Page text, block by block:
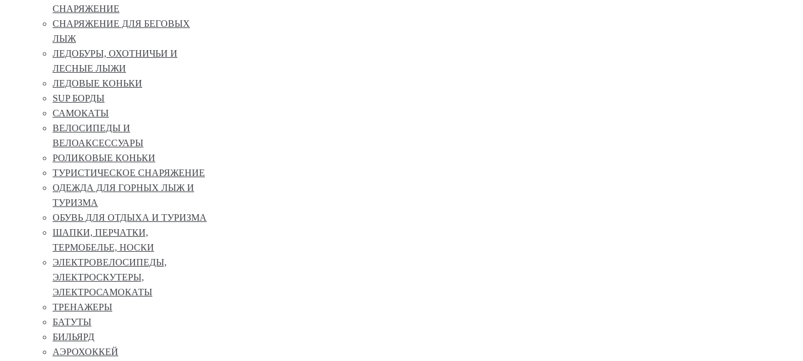
СНАРЯЖЕНИЕ
СНАРЯЖЕНИЕ ДЛЯ БЕГОВЫХ
ЛЫЖ
ЛЕДОБУРЫ, ОХОТНИЧЬИ И
ЛЕСНЫЕ ЛЫЖИ
ЛЕДОВЫЕ КОНЬКИ
SUP БОРДЫ
САМОКАТЫ
ВЕЛОСИПЕДЫ И
ВЕЛОАКСЕССУАРЫ
РОЛИКОВЫЕ КОНЬКИ
ТУРИСТИЧЕСКОЕ СНАРЯЖЕНИЕ
ОДЕЖДА ДЛЯ ГОРНЫХ ЛЫЖ И
ТУРИЗМА
ОБУВЬ ДЛЯ ОТДЫХА И ТУРИЗМА
ШАПКИ, ПЕРЧАТКИ,
ТЕРМОБЕЛЬЕ, НОСКИ
ЭЛЕКТРОВЕЛОСИПЕДЫ,
ЭЛЕКТРОСКУТЕРЫ,
ЭЛЕКТРОСАМОКАТЫ
ТРЕНАЖЕРЫ
БАТУТЫ
БИЛЬЯРД
АЭРОХОККЕЙ